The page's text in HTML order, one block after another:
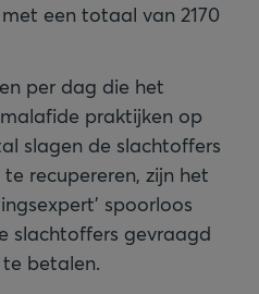
een totaal van 2170
per dag die het
praktijken op
slagen de slachtoffers
recupereren, zijn het
spoorloos
slachtoffers gevraagd
te betalen.